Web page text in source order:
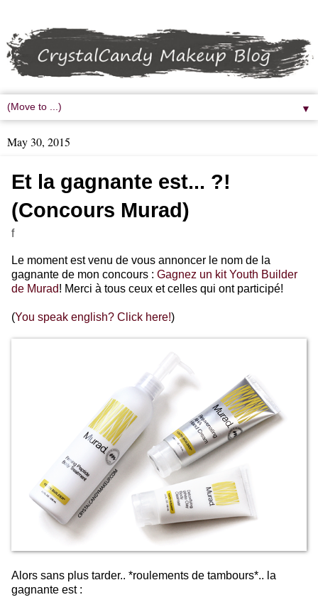
▼
May 30, 2015
Et la gagnante est... ?!
(Concours Murad)
f
Le moment est venu de vous annoncer le nom de la
gagnante de mon concours : Gagnez un kit Youth Builder
de Murad! Merci à tous ceux et celles qui ont participé!
(You speak english? Click here!)
Alors sans plus tarder.. *roulements de tambours*.. la
gagnante est :